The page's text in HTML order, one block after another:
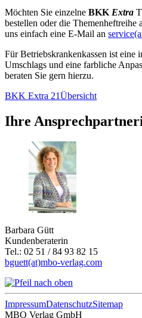
Möchten Sie einzelne BKK Extra
bestellen oder die Themenheftreihe
uns einfach eine E-Mail an
Für Betriebskrankenkassen ist eine
Umschlags und eine farbliche
beraten Sie gern hierzu.
BKK Extra 21Übersicht
Ihre
Barbara Gütt
Kundenberaterin
Tel.: 02 51 / 84 93 82 15
bguett(at)mbo-verlag.com
ImpressumDatenschutzSitemap
MBO Verlag GmbH